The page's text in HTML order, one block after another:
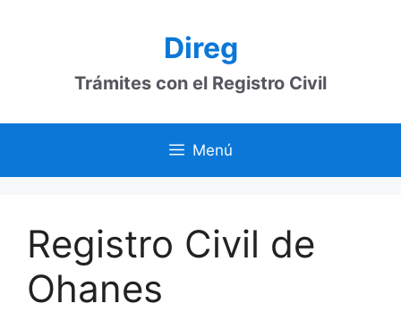
Direg
Trámites con el Registro Civil
Menú
Registro Civil de
Ohanes